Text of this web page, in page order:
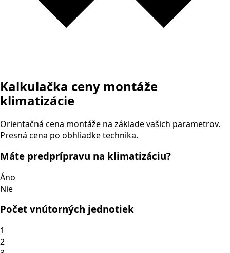
Kalkulačka ceny montáže
klimatizácie
Orientačná cena montáže na základe vašich parametrov.
Presná cena po obhliadke technika.
Máte predprípravu na klimatizáciu?
Áno
Nie
Počet vnútorných jednotiek
1
2